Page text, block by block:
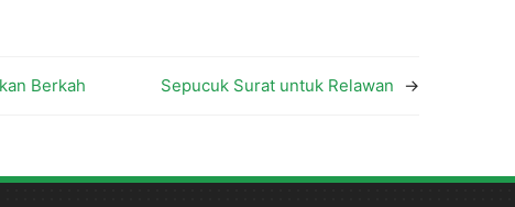
Berkah Sepucuk Surat untuk Relawan →